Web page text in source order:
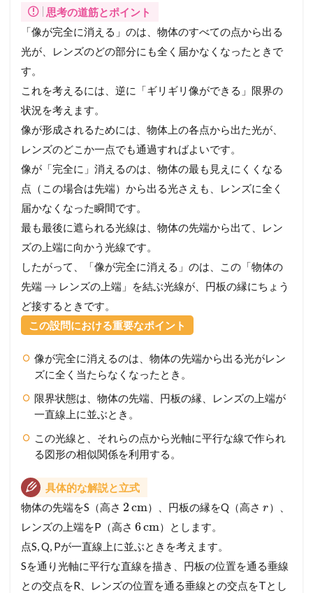
思考の道筋とポイント
「像が完全に消える」のは、物体のすべての点から出る
光が、レンズのどの部分にも全く届かなくなったときで
す。
これを考えるには、逆に「ギリギリ像ができる」限界の
状況を考えます。
像が形成されるためには、物体上の各点から出た光が、
レンズのどこか一点でも通過すればよいです。
像が「完全に」消えるのは、物体の最も見えにくくなる
点（この場合は先端）から出る光さえも、レンズに全く
届かなくなった瞬間です。
最も最後に遮られる光線は、物体の先端から出て、レン
ズの上端に向かう光線です。
したがって、「像が完全に消える」のは、この「物体の
先端 → レンズの上端」を結ぶ光線が、円板の縁にちょう
ど接するときです。
この設問における重要なポイント
像が完全に消えるのは、物体の先端から出る光がレン
ズに全く当たらなくなったとき。
限界状態は、物体の先端、円板の縁、レンズの上端が
一直線上に並ぶとき。
この光線と、それらの点から光軸に平行な線で作られ
る図形の相似関係を利用する。
具体的な解説と立式
物体の先端をS（高さ 2cm）、円板の縁をQ（高さr）、
レンズの上端をP（高さ 6cm）とします。
点S, Q, Pが一直線上に並ぶときを考えます。
Sを通り光軸に平行な直線を描き、円板の位置を通る垂線
との交点をR、レンズの位置を通る垂線との交点をTとし